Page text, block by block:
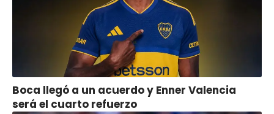
Boca llegó a un acuerdo y Enner Valencia
será el cuarto refuerzo